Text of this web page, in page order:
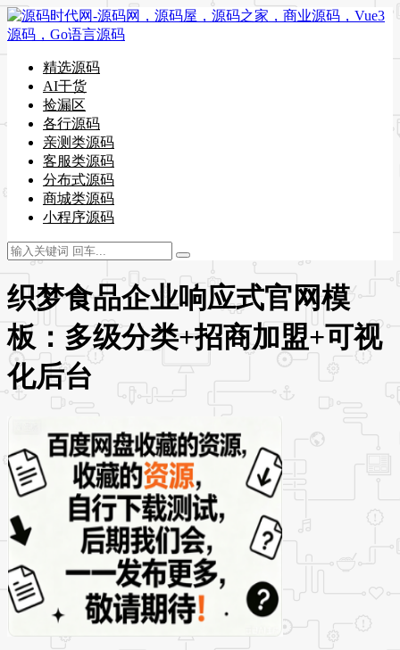
精选源码
AI干货
捡漏区
各行源码
亲测类源码
客服类源码
分布式源码
商城类源码
小程序源码
织梦食品企业响应式官网模
板：多级分类+招商加盟+可视
化后台